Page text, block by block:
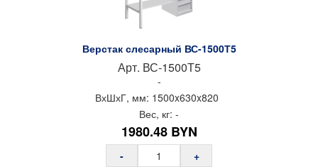
Верстак слесарный ВС-1500Т5
Арт. ВС-1500Т5
-
ВхШхГ, мм: 1500x630x820
Вес, кг: -
1980.48 BYN
-
+